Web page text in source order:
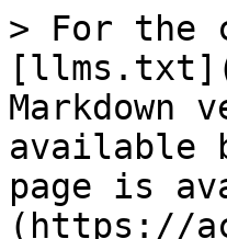
> For the
Markdown
available
page is
(https://